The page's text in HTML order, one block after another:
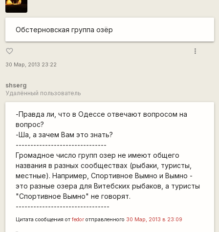
Обстерновская группа озёр
favorite_border
30 Мар, 2013 23:22
more_vert
shserg
Удалённый пользователь
-Правда ли, что в Одессе отвечают вопросом на
вопрос?
-Ша, а зачем Вам это знать?
-------------------------------
Громадное число групп озер не имеют общего
названия в разных сообществах (рыбаки, туристы,
местные). Например, Спортивное Вымно и Вымно -
это разные озера для Витебских рыбаков, а туристы
"Спортивное Вымно" не говорят.
--------------------------------
Цитата сообщения от fedorотправленного 30 Мар, 2013 в 23:09